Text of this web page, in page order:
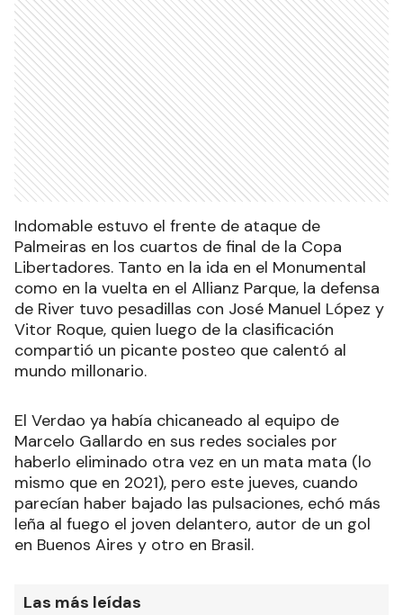
Indomable estuvo el frente de ataque de
Palmeiras en los cuartos de final de la Copa
Libertadores. Tanto en la ida en el Monumental
como en la vuelta en el Allianz Parque, la defensa
de River tuvo pesadillas con José Manuel López y
Vitor Roque, quien luego de la clasificación
compartió un picante posteo que calentó al
mundo millonario.
El Verdao ya había chicaneado al equipo de
Marcelo Gallardo en sus redes sociales por
haberlo eliminado otra vez en un mata mata (lo
mismo que en 2021), pero este jueves, cuando
parecían haber bajado las pulsaciones, echó más
leña al fuego el joven delantero, autor de un gol
en Buenos Aires y otro en Brasil.
Las más leídas